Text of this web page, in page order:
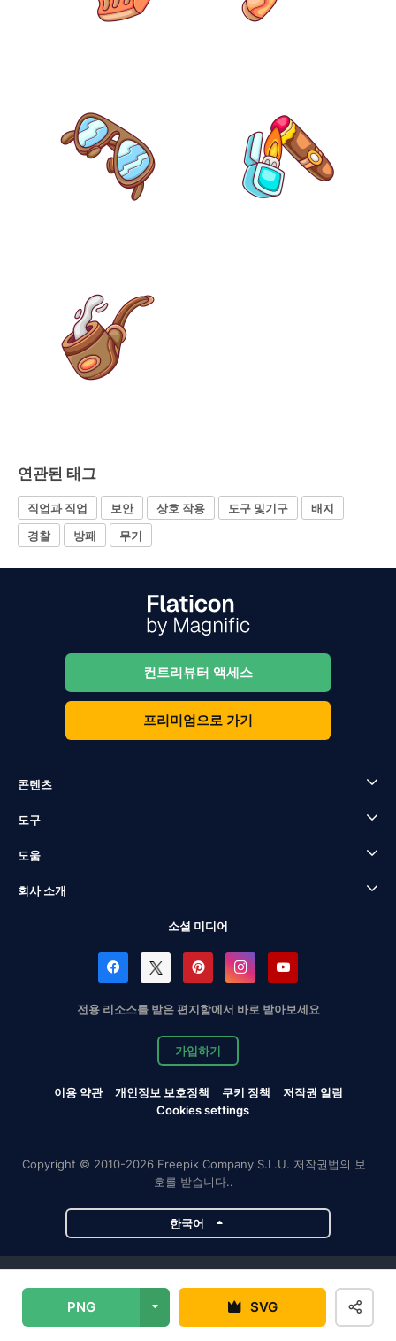
PNG SVG
연관된 태그
직업과 직업 보안 상호 작용 도구 및기구
배지
경찰
방패 무기
컨트리뷰터 액세스
프리미엄으로 가기
콘텐츠
도구
도움
회사 소개
소셜 미디어
전용 리소스를 받은 편지함에서 바로 받아보세요
가입하기
이용 약관 개인정보 보호정책 쿠키 정책
저작권 알림
Cookies settings
Copyright © 2010-2026 Freepik Company S.L.U. 저작권법의 보
호를 받습니다..
한국어